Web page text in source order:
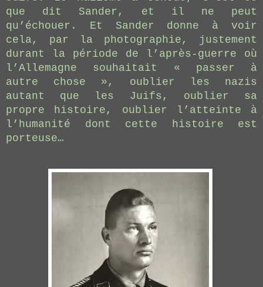
que dit Sander, et il ne peut
qu’échouer. Et Sander donne à voir
cela, par la photographie, justement
durant la période de l’après-guerre où
l’Allemagne souhaitait « passer à
autre chose », oublier les nazis
autant que les Juifs, oublier sa
propre histoire, oublier l’atteinte à
l’humanité dont cette histoire est
porteuse…